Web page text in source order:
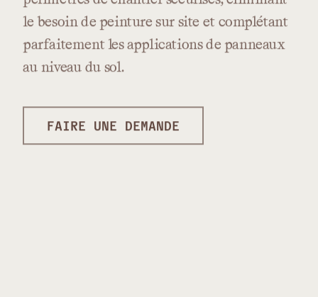
le besoin de peinture sur site et complétant
parfaitement lesapplicationsde panneaux
au niveau du sol.
FAIRE UNE DEMANDE